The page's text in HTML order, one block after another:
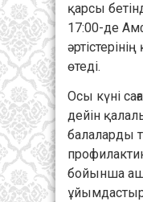
қарсы
17:00-де
өтеді.
Осы күні
дейін
балаларды
бойынша